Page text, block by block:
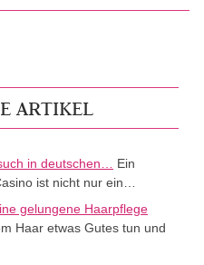
ARTIKEL
in deutschen…
Ein
ist nicht nur ein…
gelungene Haarpflege
Haar etwas Gutes tun und